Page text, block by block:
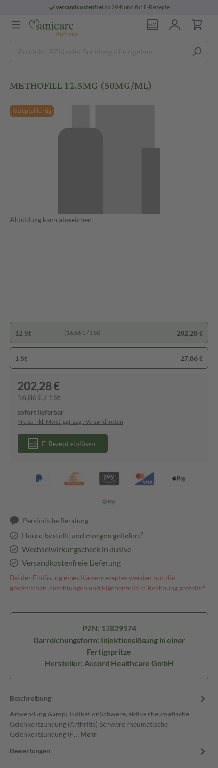
versandkostenfreiab 29 € und für E-Rezepte
METHOFILL 12.5MG (50MG/ML)
Rezeptpflichtig
Abbildung kann abweichen
12 St (16,86 € / 1 St) 202,28 €
1 St 27,86 €
202,28 €
16,86 € / 1 St
sofort lieferbar
Preise inkl. MwSt. ggf. zzgl. Versandkosten
E-Rezept einlösen
Persönliche Beratung
Heute bestellt und morgen geliefert³
Wechselwirkungscheck inklusive
Versandkostenfreie Lieferung
Bei der Einlösung eines Kassenrezeptes werden nur die
gesetzlichen Zuzahlungen und Eigenanteile in Rechnung gestellt.⁴
PZN: 17829174
Darreichungsform: Injektionslösung in einer
Fertigspritze
Hersteller: Accord Healthcare GmbH
Beschreibung
Anwendung &amp; IndikationSchwere, aktive rheumatische
Gelenkentzündung (Arthritis) Schwere rheumatische
Gelenkentzündung (P… Mehr
Bewertungen